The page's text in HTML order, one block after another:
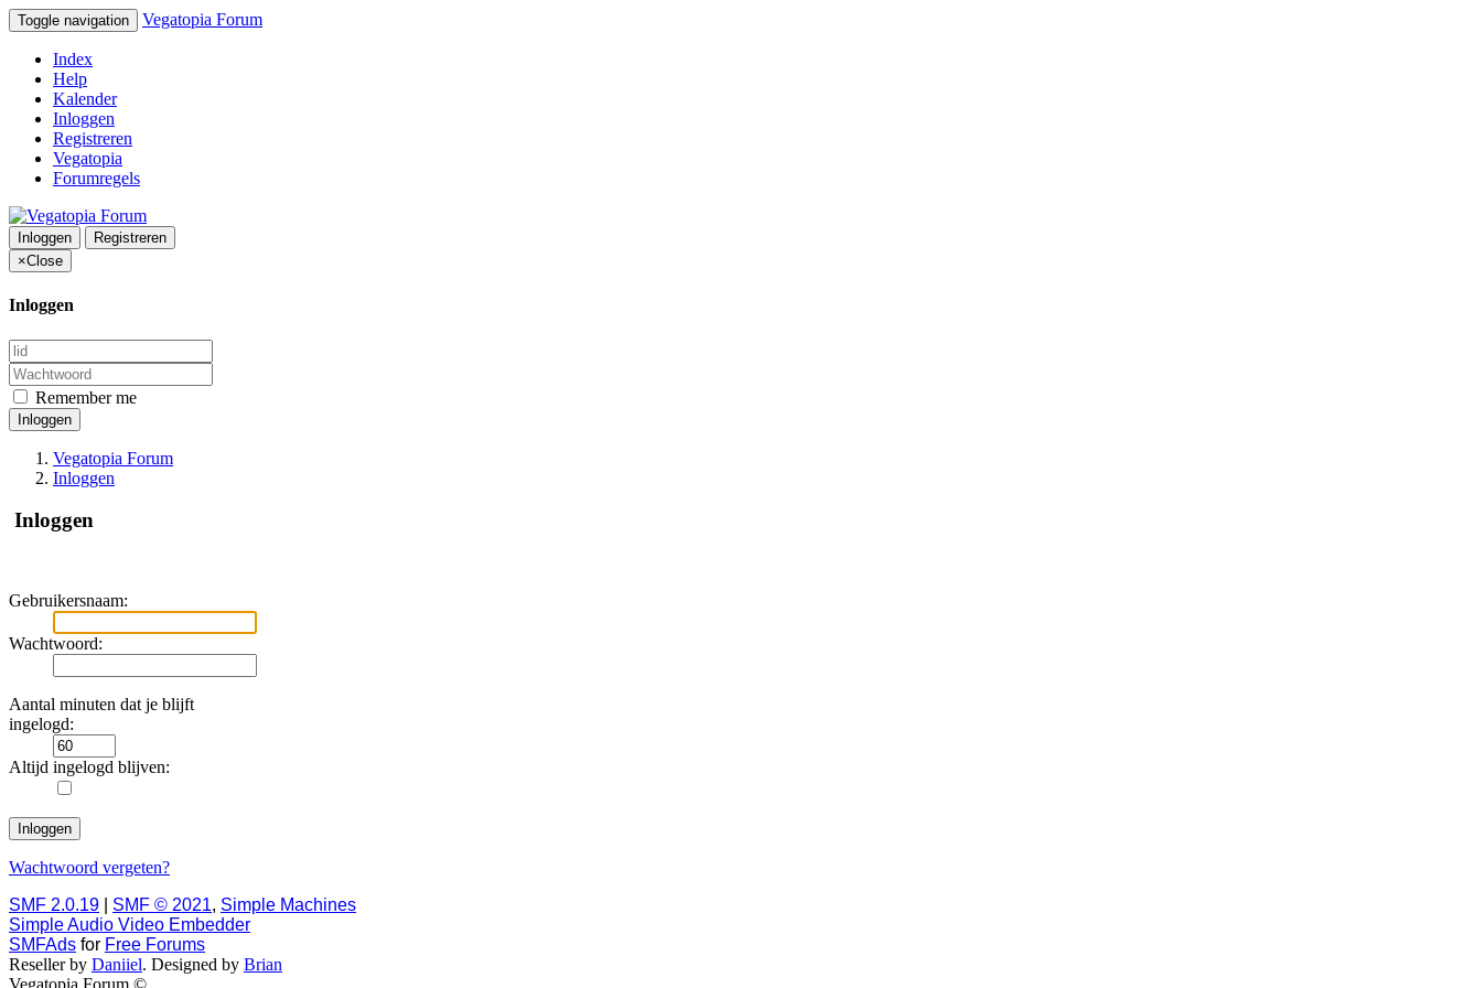
Toggle navigation Vegatopia Forum
Index
Help
Kalender
Inloggen
Registreren
Vegatopia
Forumregels
Inloggen
Registreren
×Close
Inloggen
Remember me
Inloggen
Vegatopia Forum
Inloggen
Inloggen
Gebruikersnaam:
Wachtwoord:
Aantal minuten dat je blijft
ingelogd:
Altijd ingelogd blijven:
Wachtwoord vergeten?
SMF 2.0.19
SMF © 2021, Simple Machines
Simple Audio Video Embedder
SMFAds for Free Forums
Reseller by Daniiel. Designed by Brian
Vegatopia Forum ©